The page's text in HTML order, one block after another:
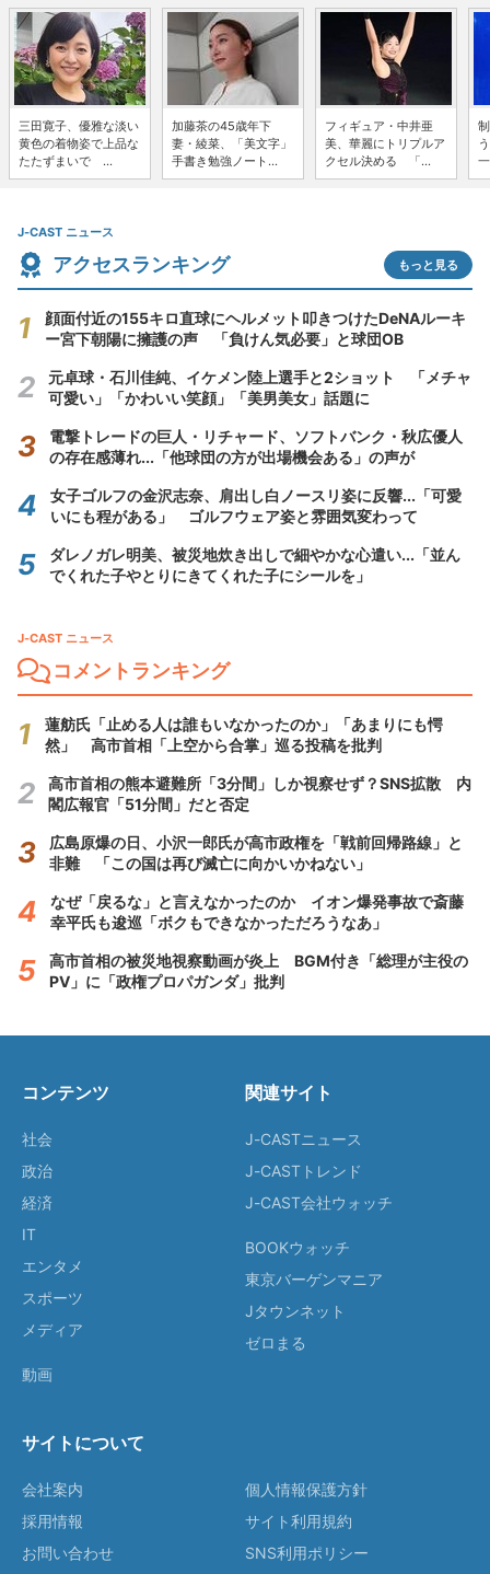
三田寛子、優雅な淡い
黄色の着物姿で上品な
たたずまいで ...
加藤茶の45歳年下
妻・綾菜、「美文字」
手書き勉強ノート...
フィギュア・中井亜
美、華麗にトリプルア
クセル決める 「...
J-CAST ニュース
アクセスランキング もっと見る
顔面付近の155キロ直球にヘルメット叩きつけたDeNAルーキ
ー宮下朝陽に擁護の声 「負けん気必要」と球団OB
元卓球・石川佳純、イケメン陸上選手と2ショット 「メチャ
可愛い」「かわいい笑顔」「美男美女」話題に
電撃トレードの巨人・リチャード、ソフトバンク・秋広優人
の存在感薄れ...「他球団の方が出場機会ある」の声が
女子ゴルフの金沢志奈、肩出し白ノースリ姿に反響...「可愛
いにも程がある」 ゴルフウェア姿と雰囲気変わって
ダレノガレ明美、被災地炊き出しで細やかな心遣い...「並ん
でくれた子やとりにきてくれた子にシールを」
J-CAST ニュース
コメントランキング
蓮舫氏「止める人は誰もいなかったのか」「あまりにも愕
然」 高市首相「上空から合掌」巡る投稿を批判
高市首相の熊本避難所「3分間」しか視察せず？SNS拡散 内
閣広報官「51分間」だと否定
広島原爆の日、小沢一郎氏が高市政権を「戦前回帰路線」と
非難 「この国は再び滅亡に向かいかねない」
なぜ「戻るな」と言えなかったのか イオン爆発事故で斎藤
幸平氏も逡巡「ボクもできなかっただろうなあ」
高市首相の被災地視察動画が炎上 BGM付き「総理が主役の
PV」に「政権プロパガンダ」批判
コンテンツ
社会
政治
経済
IT
エンタメ
スポーツ
メディア
動画
関連サイト
J-CASTニュース
J-CASTトレンド
J-CAST会社ウォッチ
BOOKウォッチ
東京バーゲンマニア
Jタウンネット
ゼロまる
サイトについて
会社案内
採用情報
お問い合わせ
個人情報保護方針
サイト利用規約
SNS利用ポリシー